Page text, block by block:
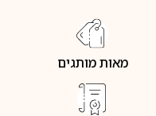
מאות מותגים